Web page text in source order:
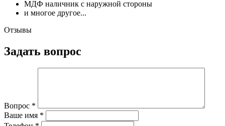
МДФ наличник с наружной стороны
и многое другое...
Отзывы
Задать вопрос
Вопрос *
Ваше имя *